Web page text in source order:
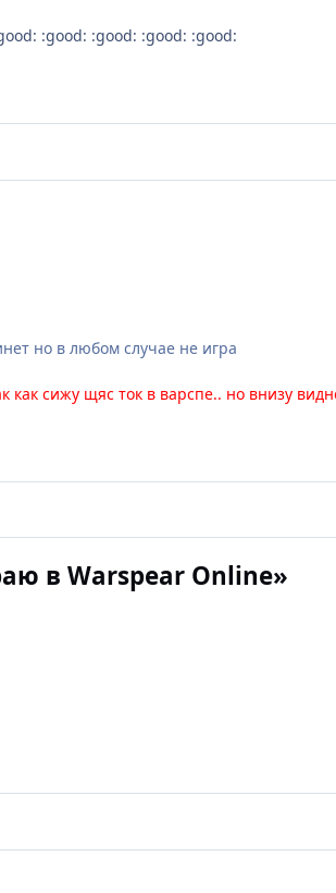
:good: :good: :good: :good:
но в любом случае не игра
как сижу щяс ток в варспе.. но внизу
в Warspear Online»